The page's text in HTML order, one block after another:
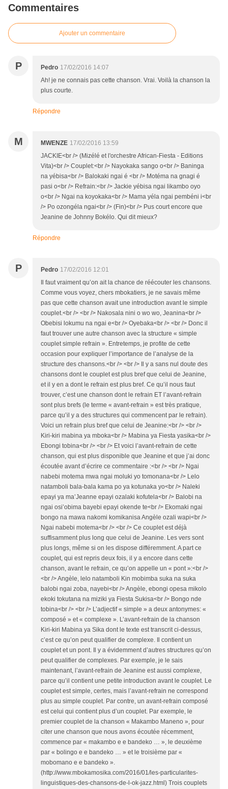
Commentaires
Ajouter un commentaire
P Pedro 17/02/2016 14:07
Ah! je ne connais pas cette chanson. Vrai. Voilà la chanson la
plus courte.
Répondre
M MWENZE 17/02/2016 13:59
JACKIE<br /> (Mizélé et l'orchestre African-Fiesta - Editions
Vita)<br /> Couplet:<br /> Nayokaka sango o<br /> Baninga
na yébisa<br /> Balokaki ngai é <br /> Motéma na gnagi é
pasi o<br /> Refrain:<br /> Jackie yébisa ngai likambo oyo
o<br /> Ngai na koyokaka<br /> Mama yéla ngai pembéni i<br
/> Po ozongéla ngai<br /> (Fin)<br /> Pus court encore que
Jeanine de Johnny Bokélo. Qui dit mieux?
Répondre
P Pedro 17/02/2016 12:01
Il faut vraiment qu’on ait la chance de réécouter les chansons.
Comme vous voyez, chers mbokatiers, je ne savais même
pas que cette chanson avait une introduction avant le simple
couplet.<br /> <br /> Nakosala nini o wo wo, Jeanina<br />
Obebisi lokumu na ngai e<br /> Oyebaka<br /> <br /> Donc il
faut trouver une autre chanson avec la structure « simple
couplet simple refrain ». Entretemps, je profite de cette
occasion pour expliquer l’importance de l’analyse de la
structure des chansons.<br /> <br /> Il y a sans nul doute des
chansons dont le couplet est plus bref que celui de Jeanine,
et il y en a dont le refrain est plus bref. Ce qu’il nous faut
trouver, c’est une chanson dont le refrain ET l’avant-refrain
sont plus brefs (le terme « avant-refrain » est très pratique,
parce qu’il y a des structures qui commencent par le refrain).
Voici un refrain plus bref que celui de Jeanine:<br /> <br />
Kiri-kiri mabina ya mboka<br /> Mabina ya Fiesta yasika<br />
Ebongi tobina<br /> <br /> Et voici l’avant-refrain de cette
chanson, qui est plus disponible que Jeanine et que j’ai donc
écoutée avant d’écrire ce commentaire :<br /> <br /> Ngai
nabebi motema mwa ngai moluki yo tomonana<br /> Lelo
natamboli bala-bala kama po ya kotunaka yo<br /> Naleki
epayi ya ma’Jeanne epayi ozalaki kofutela<br /> Balobi na
ngai osi’obima bayebi epayi okende te<br /> Ekomaki ngai
bongo na mawa nakomi komikanisa Angèle ozali wapi<br />
Ngai nabebi motema<br /> <br /> Ce couplet est déjà
suffisamment plus long que celui de Jeanine. Les vers sont
plus longs, même si on les dispose différemment. A part ce
couplet, qui est repris deux fois, il y a encore dans cette
chanson, avant le refrain, ce qu’on appelle un « pont »:<br />
<br /> Angèle, lelo natamboli Kin mobimba suka na suka
balobi ngai zoba, nayebi<br /> Angèle, ebongi opesa mikolo
ekoki tokutana na miziki ya Fiesta Sukisa<br /> Bongo nde
tobina<br /> <br /> L’adjectif « simple » a deux antonymes: «
composé » et « complexe ». L’avant-refrain de la chanson
Kiri-kiri Mabina ya Sika dont le texte est transcrit ci-dessus,
c’est ce qu’on peut qualifier de complexe. Il contient un
couplet et un pont. Il y a évidemment d’autres structures qu’on
peut qualifier de complexes. Par exemple, je le sais
maintenant, l’avant-refrain de Jeanine est aussi complexe,
parce qu’il contient une petite introduction avant le couplet. Le
couplet est simple, certes, mais l’avant-refrain ne correspond
plus au simple couplet. Par contre, un avant-refrain composé
est celui qui contient plus d’un couplet. Par exemple, le
premier couplet de la chanson « Makambo Maneno », pour
citer une chanson que nous avons écoutée récemment,
commence par « makambo e e bandeko … », le deuxième
par « bolingo e e bandeko … » et le troisième par «
mobomano e e bandeko ».
(http://www.mbokamosika.com/2016/01/les-particularites-
linguistiques-des-chansons-de-l-ok-jazz.html) Trois couplets